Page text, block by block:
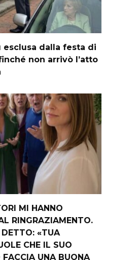
esclusa dalla festa di
non arrivò l’atto
MI HANNO
RINGRAZIAMENTO.
«TUA
CHE IL SUO
UNA BUONA